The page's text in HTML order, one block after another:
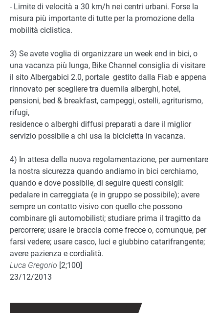
- Limite di velocità a 30 km/h nei centri urbani. Forse la
misura più importante di tutte per la promozione della
mobilità ciclistica.
3) Se avete voglia di organizzare un week end in bici, o
una vacanza più lunga, Bike Channel consiglia di visitare
il sito Albergabici 2.0, portale gestito dalla Fiab e appena
rinnovato per scegliere tra duemila alberghi, hotel,
pensioni, bed & breakfast, campeggi, ostelli, agriturismo,
rifugi,
residence o alberghi diffusi preparati a dare il miglior
servizio possibile a chi usa la bicicletta in vacanza.
4) In attesa della nuova regolamentazione, per aumentare
la nostra sicurezza quando andiamo in bici cerchiamo,
quando e dove possibile, di seguire questi consigli:
pedalare in carreggiata (e in gruppo se possibile); avere
sempre un contatto visivo con quello che possono
combinare gli automobilisti; studiare prima il tragitto da
percorrere; usare le braccia come frecce o, comunque, per
farsi vedere; usare casco, luci e giubbino catarifrangente;
avere pazienza e cordialità.
Luca Gregorio [2;100]
23/12/2013